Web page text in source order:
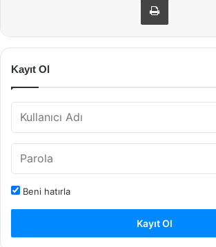
Kayıt Ol
Beni hatırla
Kayıt Ol